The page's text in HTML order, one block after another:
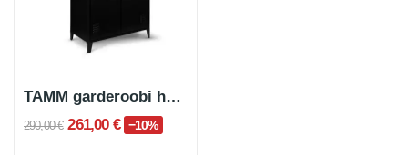
TAMM garderoobi hoiukapp
290,00 € 261,00 € −10%